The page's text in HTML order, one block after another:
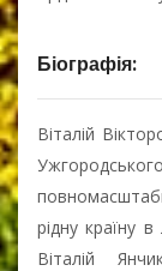
Біографія:
Віталій
рідну країну
Віталій